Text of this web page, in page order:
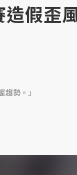
假歪
勢。」